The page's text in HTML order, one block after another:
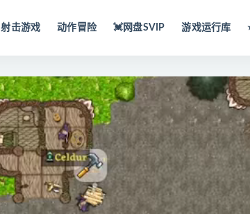
射击游戏 动作冒险 💓网盘SVIP 游戏运行库